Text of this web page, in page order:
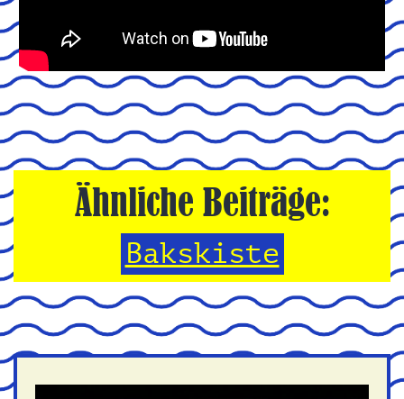
Ähnliche Beiträge:
Bakskiste